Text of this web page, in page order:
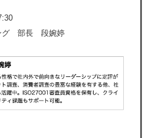
グ 部長 段婉婷